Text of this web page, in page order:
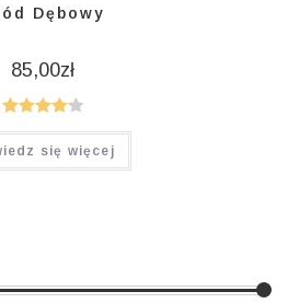
Dębowy
85,00zł
Oceniono
4.25 na 5
się więcej